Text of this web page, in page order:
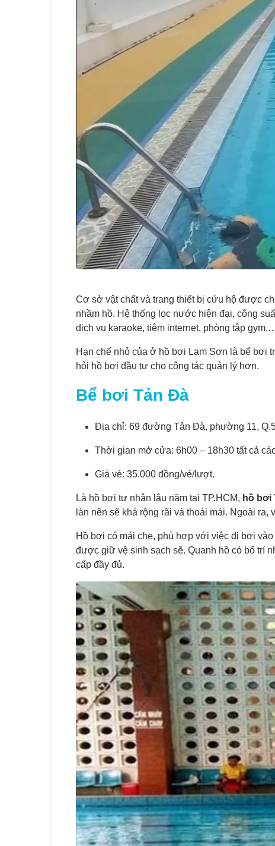
Cơ sở vật chất và trang thiết bị cứu hộ được
nhầm hồ. Hệ thống lọc nước hiện đại, công
dịch vụ karaoke, tiệm internet, phòng tập
Hạn chế nhỏ của ở hồ bơi Lam Sơn là bể bơi
hỏi hồ bơi đầu tư cho công tác quản lý hơn.
Bể bơi Tản Đà
Địa chỉ: 69 đường Tản Đà, phường 11,
Thời gian mở cửa: 6h00 – 18h30 tất cả
Giá vé: 35.000 đồng/vé/lượt.
Là hồ bơi tư nhân lâu năm tại TP.HCM, hồ bơi
làn nên sẽ khá rộng rãi và thoải mái. Ngoài
Hồ bơi có mái che, phù hợp với việc đi bơi
được giữ vệ sinh sạch sẽ. Quanh hồ có bố trí
cấp đầy đủ.